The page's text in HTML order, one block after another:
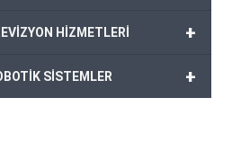
+
HİZMETLERİ
+
SİSTEMLER